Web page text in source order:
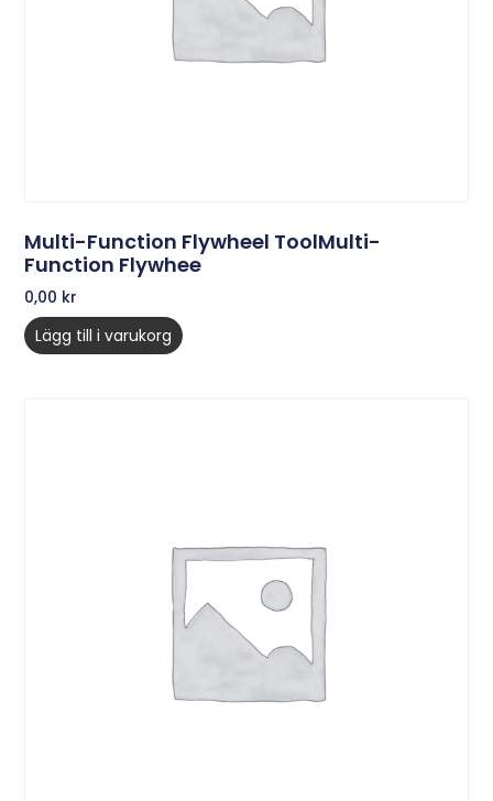
Multi-Function Flywheel ToolMulti-
Function Flywhee
0,00 kr
Lägg till i varukorg